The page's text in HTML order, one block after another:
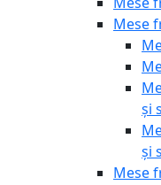
Mese
și
și
Mese